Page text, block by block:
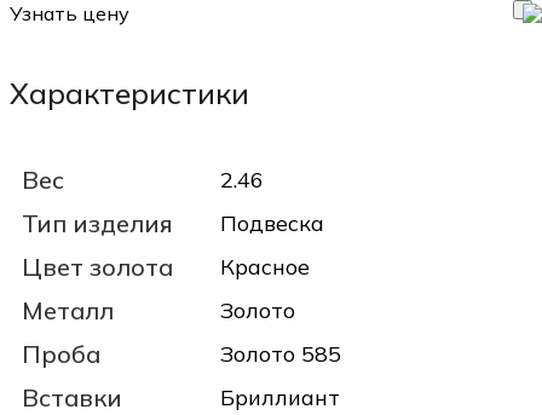
Узнать цену
Характеристики
Вес 2.46
Тип изделия Подвеска
Цвет золота Красное
Металл Золото
Проба Золото 585
Вставки Бриллиант